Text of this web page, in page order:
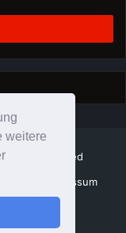
weitere
Reserved
Impressum